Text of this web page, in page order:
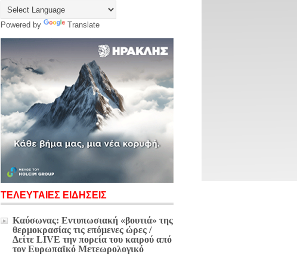
Powered by Translate
ΤΕΛΕΥΤΑΙΕΣ ΕΙΔΗΣΕΙΣ
Καύσωνας: Εντυπωσιακή «βουτιά» της
θερμοκρασίας τις επόμενες ώρες /
Δείτε LIVE την πορεία του καιρού από
τον Ευρωπαϊκό Μετεωρολογικό